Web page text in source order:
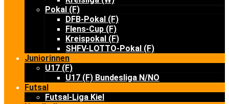
Pokal (F)
DFB-Pokal (F)
Flens-Cup (F)
Kreispokal (F)
SHFV-LOTTO-Pokal (F)
Juniorinnen
U17 (F)
U17 (F) Bundesliga N/NO
Futsal
Futsal-Liga Kiel